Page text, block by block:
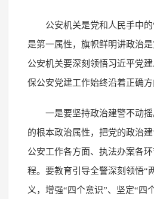
公安机关是党和人民手中
是第一属性，旗帜鲜明讲政治
公安机关要深刻领悟习近平党
保公安党建工作始终沿着正确方
一是要坚持政治建警不动
的根本政治属性，把党的政治
公安工作各方面、执法办案各
程。要教育引导全警深刻领悟“
义，增强“四个意识”、坚定“四